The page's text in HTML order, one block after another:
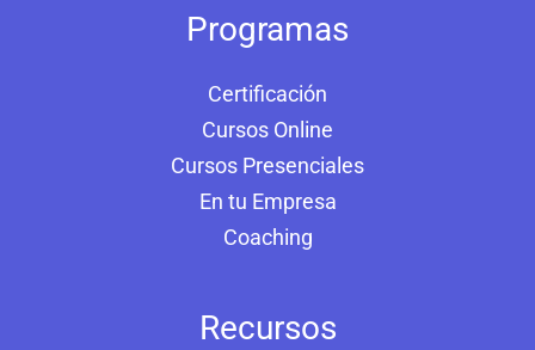
Programas
Certificación
Cursos Online
Cursos Presenciales
En tu Empresa
Coaching
Recursos